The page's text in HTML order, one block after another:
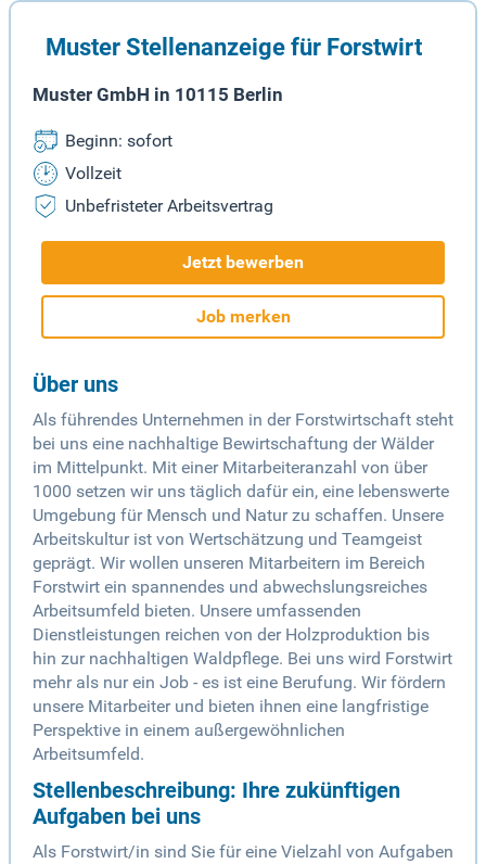
Muster Stellenanzeige für Forstwirt
Muster GmbH in 10115 Berlin
Beginn: sofort
Vollzeit
Unbefristeter Arbeitsvertrag
Jetzt bewerben
Job merken
Über uns
Als führendes Unternehmen in der Forstwirtschaft steht
bei uns eine nachhaltige Bewirtschaftung der Wälder
im Mittelpunkt. Mit einer Mitarbeiteranzahl von über
1000 setzen wir uns täglich dafür ein, eine lebenswerte
Umgebung für Mensch und Natur zu schaffen. Unsere
Arbeitskultur ist von Wertschätzung und Teamgeist
geprägt. Wir wollen unseren Mitarbeitern im Bereich
Forstwirt ein spannendes und abwechslungsreiches
Arbeitsumfeld bieten. Unsere umfassenden
Dienstleistungen reichen von der Holzproduktion bis
hin zur nachhaltigen Waldpflege. Bei uns wird Forstwirt
mehr als nur ein Job - es ist eine Berufung. Wir fördern
unsere Mitarbeiter und bieten ihnen eine langfristige
Perspektive in einem außergewöhnlichen
Arbeitsumfeld.
Stellenbeschreibung: Ihre zukünftigen
Aufgaben bei uns
Als Forstwirt/in sind Sie für eine Vielzahl von Aufgaben